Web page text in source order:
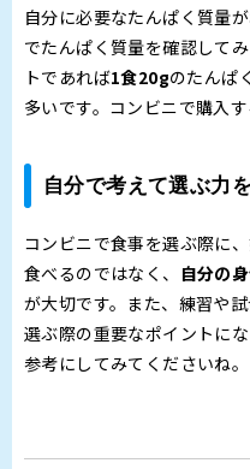
自分に必要なたんぱく質量
でたんぱく質量を確認して
トであれば1食20gのたんぱ
多いです。コンビニで購入
自分で考えて選ぶ力
コンビニで食事を選ぶ際に
食べるのではなく、
自分の
が大切です。また、練習や
選ぶ際の重要なポイントにな
参考にしてみてくださいね。